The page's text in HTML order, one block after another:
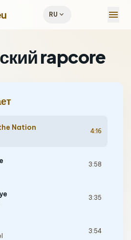
RU expand_more menu
rapcore
Nation 4:16
3:58
3:35
3:54